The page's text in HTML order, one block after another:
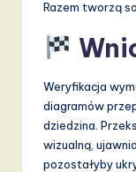
Razem tworzą
Weryfikacja
diagramów
dziedzina.
wizualną,
pozostałyby